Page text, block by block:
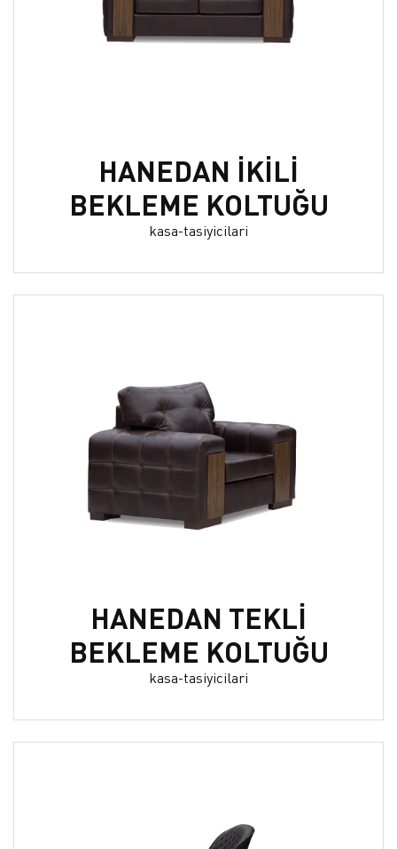
HANEDAN İKİLİ
BEKLEME KOLTUĞU
kasa-tasiyicilari
HANEDAN TEKLİ
BEKLEME KOLTUĞU
kasa-tasiyicilari